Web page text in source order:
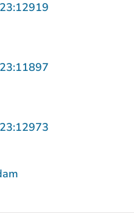
Rechtspraak.nl